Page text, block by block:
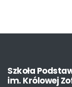
Szkoła
im. Królowej